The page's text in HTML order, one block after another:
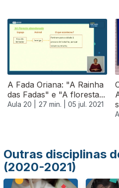
A Fada Oriana: "A Rainha
das Fadas" e "A floresta...
Aula 20 | 27 min. | 05 jul. 2021
556035
Outras disciplinas
(2020-2021)